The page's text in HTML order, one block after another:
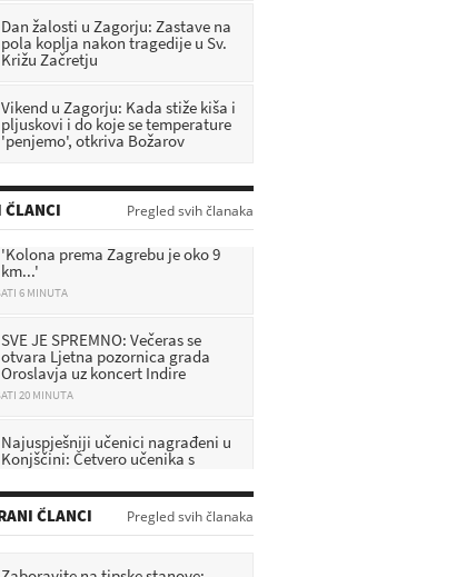
Dan žalosti u Zagorju: Zastave na
pola koplja nakon tragedije u Sv.
Križu Začretju
Vikend u Zagorju: Kada stiže kiša i
pljuskovi i do koje se temperature
'penjemo', otkriva Božarov
Pregled svih članaka
Zbog nesreće zatvorili autocestu:
km...'
6 MINUTA
otvara Ljetna pozornica grada
Oroslavja uz koncert Indire
20 MINUTA
Konjščini: Četvero učenika s
prosjekom 5,0 primilo po 200 eura
Veliki Tabor dobiva novu
ČLANCI Pregled svih članaka